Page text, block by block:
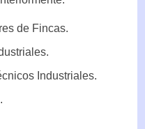
de Fincas.
Industriales.